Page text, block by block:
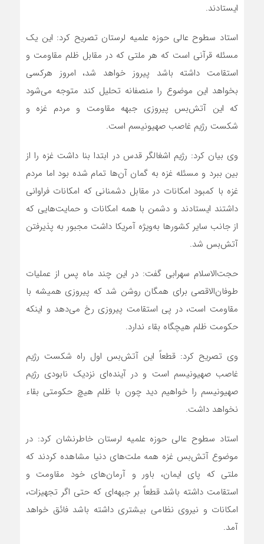
ایستادند.
استاد سطوح عالی حوزه علمیه لرستان تصریح کرد: این یک
مسئله قرآنی است که هر ملتی که در مقابل ظلم مقاومت و
استقامت داشته باشد پیروز خواهد شد، امروز هرکسی
بخواهد این موضوع را منصفانه تحلیل کند متوجه می‌شود
که این آتش‌بس پیروزی جبهه مقاومت و مردم غزه و
شکست رژیم غاصب صهیونیسم است.
وی بیان کرد: رژیم اشغالگر قدس در ابتدا بنا داشت غزه را از
بین ببرد و مسئله غزه به گمان آن‌ها تمام شده بود اما مردم
غزه با کمبود امکانات در مقابل دشمنانی که امکانات فراوانی
داشتند ایستادند و دشمن با همه امکانات و حمایت‌هایی که
از جانب سایر کشور‌ها به‌ویژه آمریکا داشت مجبور به پذیرفتن
آتش‌بس شد.
حجت‌الاسلام سهرابی گفت: در این چند ماه پس از عملیات
طوفان‌الاقصی برای همگان روشن شد که پیروزی همیشه با
مقاومت است، در پی استقامت پیروزی رخ می‌دهد و اینکه
حکومت ظلم هیچگاه بقاء ندارد.
وی تصریح کرد: قطعاً این آتش‌بس اول راه شکست رژیم
غاصب صهیونیسم است و در آینده‌ای نزدیک نابودی رژیم
صهیونیسم را خواهیم دید چون با ظلم هیچ حکومتی بقاء
نخواهد داشت.
استاد سطوح عالی حوزه علمیه لرستان خاطرنشان کرد: در
موضوع آتش‌بس غزه همه ملت‌های دنیا مشاهده کردند که
ملتی که پای ایمان، باور و آرمان‌های خود مقاومت و
استقامت داشته باشد قطعاً بر جبهه‌ای که حتی اگر تجهیزات،
امکانات و نیروی نظامی بیشتری داشته باشد فائق خواهد
آمد.